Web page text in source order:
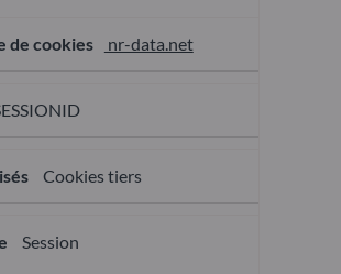
nr-data.net
Cookies tiers
Session